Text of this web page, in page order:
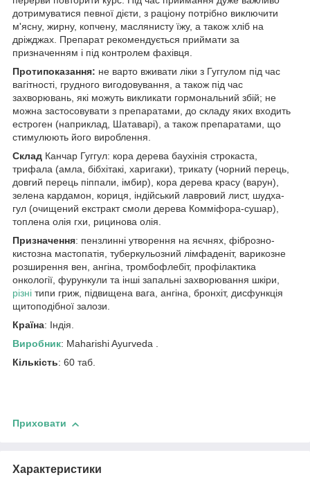
дотримуватися певної дієти, з раціону потрібно виключити
м'ясну, жирну, копчену, маслянисту їжу, а також хліб на
дріжджах. Препарат рекомендується приймати за
призначенням і під контролем фахівця.
Протипоказання: не варто вживати ліки з Гуггулом під час
вагітності, грудного вигодовування, а також під час
захворювань, які можуть викликати гормональний збій; не
можна застосовувати з препаратами, до складу яких входить
естроген (наприклад, Шатаварі), а також препаратами, що
стимулюють його вироблення.
Склад Канчар Гуггул: кора дерева баухінія строкаста,
трифала (амла, бібхітакі, харигаки), трикату (чорний перець,
довгий перець піппали, імбир), кора дерева красу (варун),
зелена кардамон, кориця, індійський лавровий лист, шудха-
гул (очищений екстракт смоли дерева Комміфора-сушар),
топлена олія гхи, рицинова олія.
Призначення: пензлинні утворення на яєчнях, фіброзно-
кистозна мастопатія, туберкульозний лімфаденіт, варикозне
розширення вен, ангіна, тромбофлебіт, профілактика
онкології, фурункули та інші запальні захворювання шкіри,
різні типи гриж, підвищена вага, ангіна, бронхіт, дисфункція
щитоподібної залози.
Країна: Індія.
Виробник: Maharishi Ayurveda .
Кількість: 60 таб.
Приховати
Характеристики